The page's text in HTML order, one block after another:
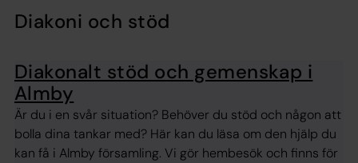
Diakoni och stöd
Diakonalt stöd och gemenskap i
Almby
Är du i en svår situation? Behöver du stöd och någon att
bolla dina tankar med? Här kan du läsa om den hjälp du
kan få i Almby församling. Vi gör hembesök och finns för